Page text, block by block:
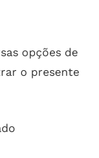
opções de
o presente